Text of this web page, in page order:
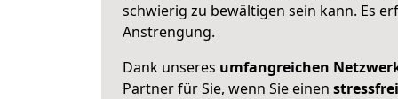
schwierig zu bewältigen sein kann. Es
Anstrengung.
Dank unseres umfangreichen
Partner für Sie, wenn Sie einen